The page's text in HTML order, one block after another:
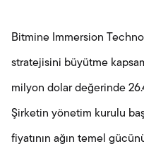
Bitmine Immersion
stratejisini büyütme
milyon dolar değerinde
Şirketin yönetim kurulu
fiyatının ağın temel